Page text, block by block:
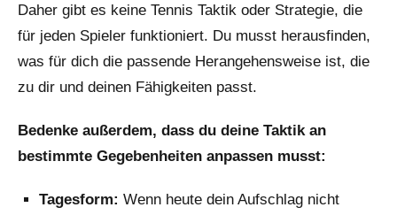
Daher gibt es keine Tennis Taktik oder Strategie, die
für jeden Spieler funktioniert. Du musst herausfinden,
was für dich die passende Herangehensweise ist, die
zu dir und deinen Fähigkeiten passt.
Bedenke außerdem, dass du deine Taktik an
bestimmte Gegebenheiten anpassen musst:
Tagesform: Wenn heute dein Aufschlag nicht